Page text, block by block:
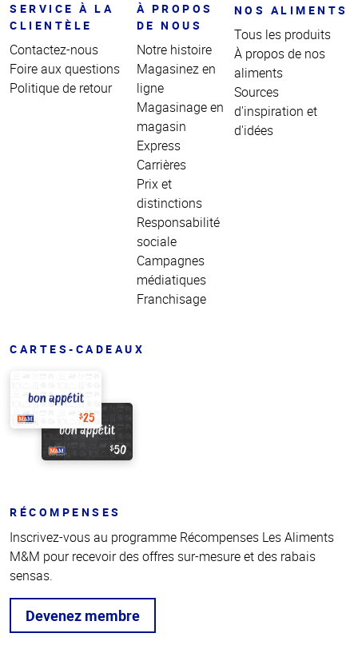
SERVICE À LA
CLIENTÈLE
Contactez-nous
Foire aux questions
Politique de retour
À PROPOS
DE NOUS
Notre histoire
Magasinez en
ligne
Magasinage en
magasin
Express
Carrières
Prix et
distinctions
Responsabilité
sociale
Campagnes
médiatiques
Franchisage
NOS ALIMENTS
Tous les produits
À propos de nos
aliments
Sources
d'inspiration et
d'idées
CARTES-CADEAUX
RÉCOMPENSES
Inscrivez-vous au programme Récompenses Les Aliments
M&M pour recevoir des offres sur-mesure et des rabais
sensas.
Devenez membre